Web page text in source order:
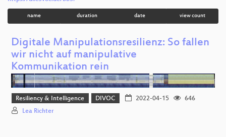
name duration date view count
Digitale Manipulationsresilienz: So fallen
wir nicht auf manipulative
Kommunikation rein
Resiliency & Intelligence DIVOC 2022-04-15
646
Lea Richter